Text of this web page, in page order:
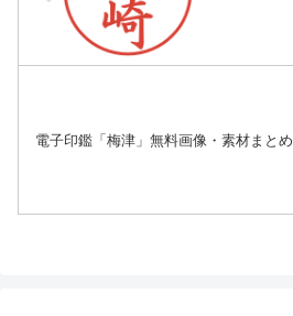
電子印鑑「梅津」無料画像・素材まとめ